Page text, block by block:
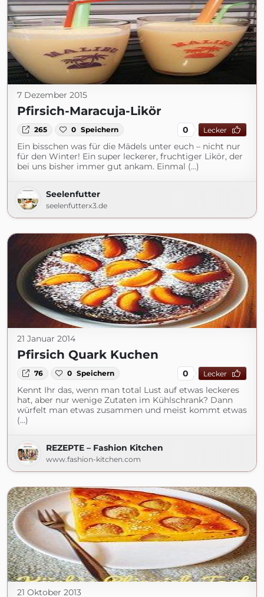
7 Dezember 2015
Pfirsich-Maracuja-Likör
265 0 Speichern 0 Lecker
Ein bisschen was für die Mädels unter euch – nicht nur
für den Winter! Ein super leckerer, fruchtiger Likör, der
bei uns bisher immer gut ankam. Einmal (...)
Seelenfutter
seelenfutterx3.de
21 Januar 2014
Pfirsich Quark Kuchen
76 0 Speichern 0 Lecker
Kennt Ihr das, wenn man total Lust auf etwas leckeres
hat, aber nur wenige Zutaten im Kühlschrank? Dann
würfelt man etwas zusammen und meist kommt etwas
(...)
REZEPTE – Fashion Kitchen
www.fashion-kitchen.com
21 Oktober 2013